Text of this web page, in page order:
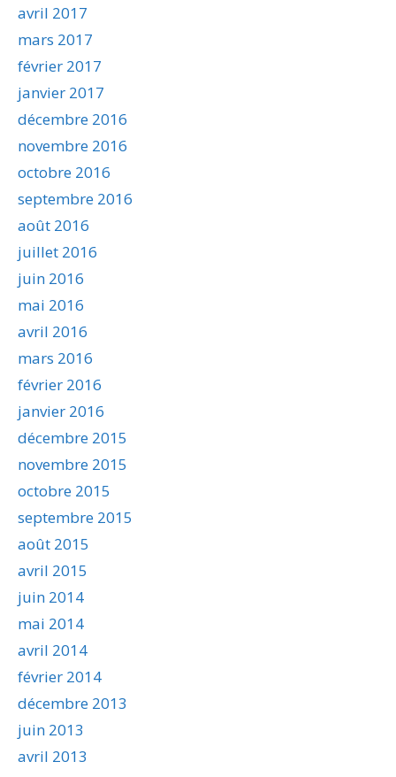
avril 2017
mars 2017
février 2017
janvier 2017
décembre 2016
novembre 2016
octobre 2016
septembre 2016
août 2016
juillet 2016
juin 2016
mai 2016
avril 2016
mars 2016
février 2016
janvier 2016
décembre 2015
novembre 2015
octobre 2015
septembre 2015
août 2015
avril 2015
juin 2014
mai 2014
avril 2014
février 2014
décembre 2013
juin 2013
avril 2013